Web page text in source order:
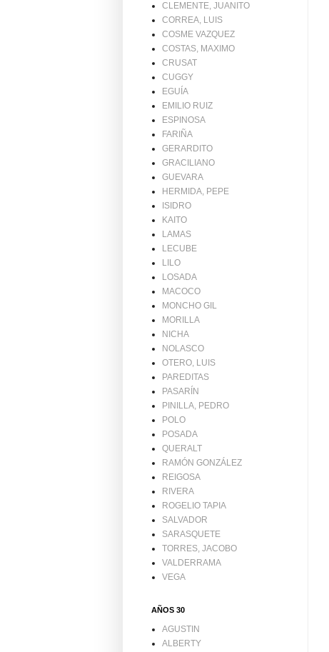
CLEMENTE, JUANITO
CORREA, LUIS
COSME VAZQUEZ
COSTAS, MAXIMO
CRUSAT
CUGGY
EGUÍA
EMILIO RUIZ
ESPINOSA
FARIÑA
GERARDITO
GRACILIANO
GUEVARA
HERMIDA, PEPE
ISIDRO
KAITO
LAMAS
LECUBE
LILO
LOSADA
MACOCO
MONCHO GIL
MORILLA
NICHA
NOLASCO
OTERO, LUIS
PAREDITAS
PASARÍN
PINILLA, PEDRO
POLO
POSADA
QUERALT
RAMÓN GONZÁLEZ
REIGOSA
RIVERA
ROGELIO TAPIA
SALVADOR
SARASQUETE
TORRES, JACOBO
VALDERRAMA
VEGA
AÑOS 30
AGUSTIN
ALBERTY